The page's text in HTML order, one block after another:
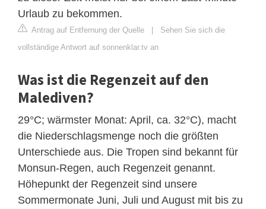
Urlaub zu bekommen.
Antrag auf Entfernung der Quelle | Sehen Sie sich die
vollständige Antwort auf sonnenklar.tv an
Was ist die Regenzeit auf den
Malediven?
29°C; wärmster Monat: April, ca. 32°C), macht
die Niederschlagsmenge noch die größten
Unterschiede aus. Die Tropen sind bekannt für
Monsun-Regen, auch Regenzeit genannt.
Höhepunkt der Regenzeit sind unsere
Sommermonate Juni, Juli und August mit bis zu